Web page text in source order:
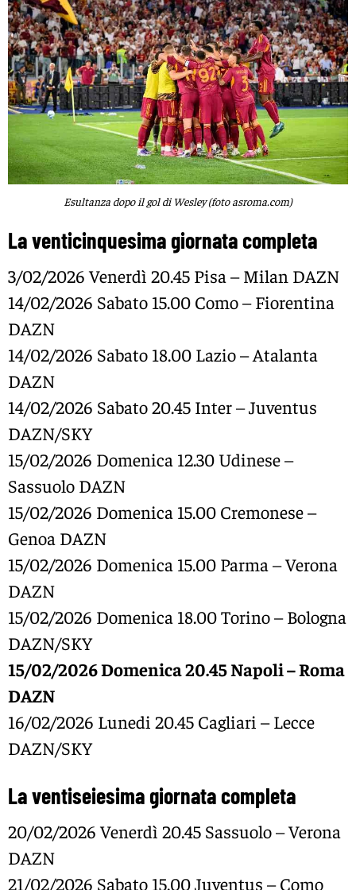
Esultanza dopo il gol di Wesley (foto asroma.com)
La venticinquesima giornata completa
3/02/2026 Venerdì 20.45 Pisa – Milan DAZN
14/02/2026 Sabato 15.00 Como – Fiorentina
DAZN
14/02/2026 Sabato 18.00 Lazio – Atalanta
DAZN
14/02/2026 Sabato 20.45 Inter – Juventus
DAZN/SKY
15/02/2026 Domenica 12.30 Udinese –
Sassuolo DAZN
15/02/2026 Domenica 15.00 Cremonese –
Genoa DAZN
15/02/2026 Domenica 15.00 Parma – Verona
DAZN
15/02/2026 Domenica 18.00 Torino – Bologna
DAZN/SKY
15/02/2026 Domenica 20.45 Napoli – Roma
DAZN
16/02/2026 Lunedi 20.45 Cagliari – Lecce
DAZN/SKY
La ventiseiesima giornata completa
20/02/2026 Venerdì 20.45 Sassuolo – Verona
DAZN
21/02/2026 Sabato 15.00 Juventus – Como